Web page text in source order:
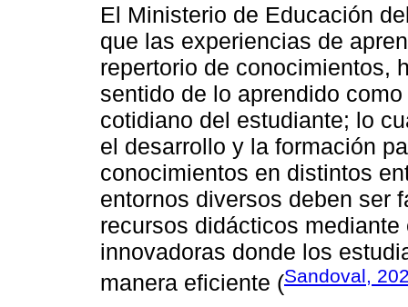
El Ministerio de Educación
que las experiencias de
repertorio de conocimientos,
sentido de lo aprendido
cotidiano del estudiante; lo
el desarrollo y la formación
conocimientos en distintos
entornos diversos deben ser
recursos didácticos
innovadoras donde los
manera eficiente (Sandoval,